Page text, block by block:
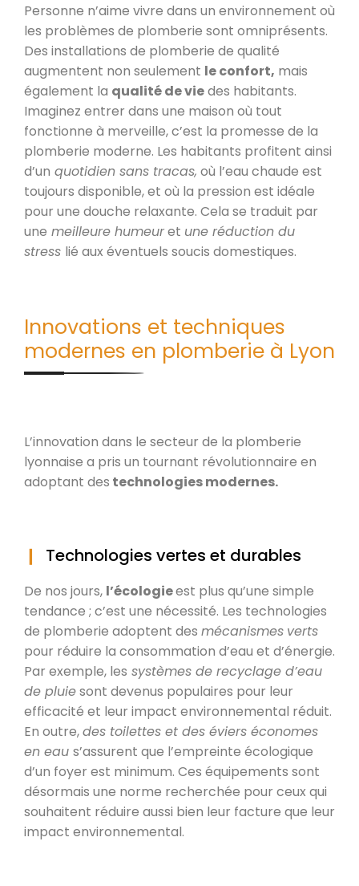
Personne n’aime vivre dans un environnement où
les problèmes de plomberie sont omniprésents.
Des installations de plomberie de qualité
augmentent non seulement le confort, mais
également la qualité de viedes habitants.
Imaginez entrer dans une maison où tout
fonctionne à merveille, c’est la promesse de la
plomberie moderne. Les habitants profitent ainsi
d’un quotidien sans tracas, où l’eau chaude est
toujours disponible, et où la pression est idéale
pour une douche relaxante. Cela se traduit par
une meilleure humeuret une réduction du
stress lié aux éventuels soucis domestiques.
Innovations et techniques
modernes en plomberie à Lyon
L’innovation dans le secteur de la plomberie
lyonnaise a pris un tournant révolutionnaire en
adoptant des technologies modernes.
Technologies vertes et durables
De nos jours, l’écologieest plus qu’une simple
tendance ; c’est une nécessité. Les technologies
de plomberie adoptent des mécanismes verts
pour réduire la consommation d’eau et d’énergie.
Par exemple, les systèmes de recyclage d’eau
de pluiesont devenus populaires pour leur
efficacité et leur impact environnemental réduit.
En outre,des toilettes et des éviers économes
en eau s’assurent que l’empreinte écologique
d’un foyer est minimum. Ces équipements sont
désormais une norme recherchée pour ceux qui
souhaitent réduire aussi bien leur facture que leur
impact environnemental.